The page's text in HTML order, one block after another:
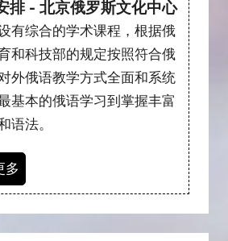
排 - 北京俄罗斯文化中心
有综合的学术课程，根据俄
和科技部的规定按照符合俄
外俄语教学方式全面和系统
基本的俄语学习到掌握丰富
语法。
多